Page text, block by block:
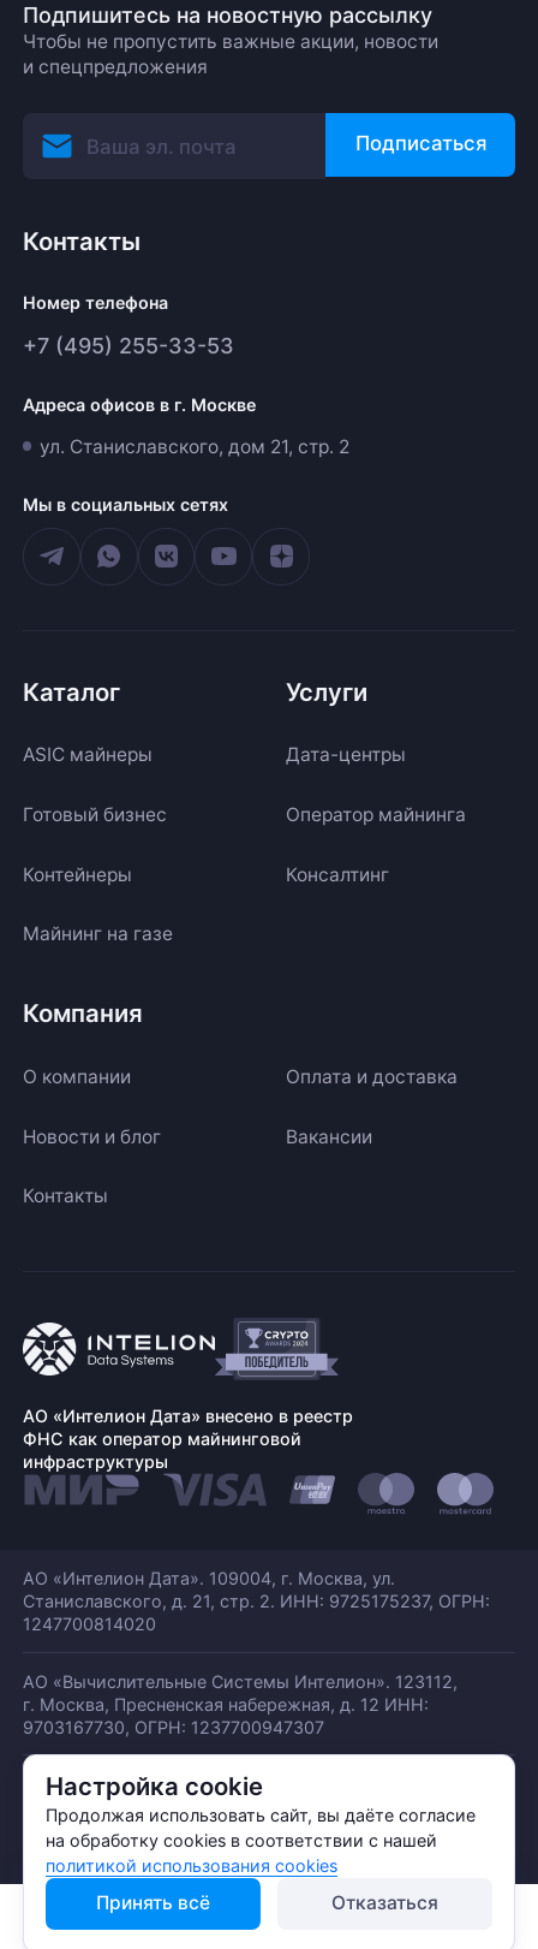
Настройка cookie
Продолжая использовать сайт, вы даёте согласие
на обработку cookies в соответствии с нашей
политикой использования cookies
Принять всё Отказаться
Подпишитесь на новостную рассылку
Чтобы не пропустить важные акции, новости
и спецпредложения
Подписаться
Контакты
Номер телефона
+7 (495) 255-33-53
Адреса офисов в г. Москве
ул. Станиславского, дом 21, стр. 2
Мы в социальных сетях
Каталог
ASIC майнеры
Готовый бизнес
Контейнеры
Майнинг на газе
Услуги
Дата-центры
Оператор майнинга
Консалтинг
Компания
О компании Оплата и доставка
Новости и блог Вакансии
Контакты
АО «Интелион Дата» внесено в реестр
ФНС как оператор майнинговой
инфраструктуры
АО «Интелион Дата». 109004, г. Москва, ул.
Станиславского, д. 21, стр. 2. ИНН: 9725175237, ОГРН:
1247700814020
АО «Вычислительные Системы Интелион». 123112,
г. Москва, Пресненская набережная, д. 12 ИНН:
9703167730, ОГРН: 1237700947307
© АО «ИНТЕЛИОН ДАТА» 2026
Политика обработки ПДн
Политика конфиденциальности
Политика использования куки